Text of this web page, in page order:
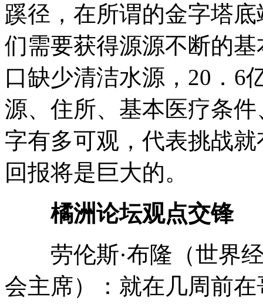
蹊径，在所谓的金字塔
们需要获得源源不断的
口缺少清洁水源，20．6
源、住所、基本医疗条
字有多可观，代表挑战
回报将是巨大的。
橘洲论坛观点交锋
劳伦斯·布隆（世界经
会主席）：就在几周前